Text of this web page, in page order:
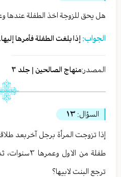
هل يحق للزوجة اخذ الطفلة عندها
الجواب: إذا بلغت الطفلة فأمرها إليها.
المصدر:منهاج الصالحين | جلد ٣
السؤال: ١٣
إذا تزوجت المرأة برجل آخربعد
طفلة من
ترجع البنت لابيها؟